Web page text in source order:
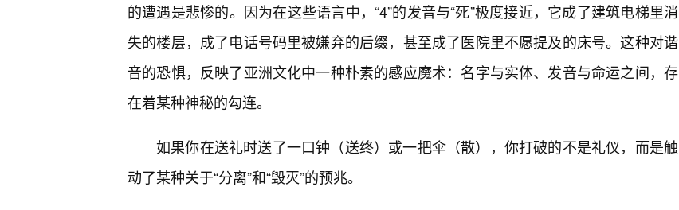
的遭遇是悲惨的。因为在这些语言中，“4”的发音与“死”极度接近，它成了建筑电梯里消
失的楼层，成了电话号码里被嫌弃的后缀，甚至成了医院里不愿提及的床号。这种对谐
音的恐惧，反映了亚洲文化中一种朴素的感应魔术：名字与实体、发音与命运之间，存
在着某种神秘的勾连。
如果你在送礼时送了一口钟（送终）或一把伞（散），你打破的不是礼仪，而是触
动了某种关于“分离”和“毁灭”的预兆。